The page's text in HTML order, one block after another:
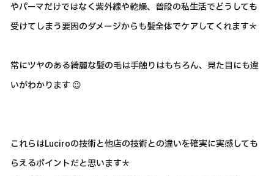
やパーマだけではなく紫外線や乾燥、普段の私生活でどうしても
受けてしまう要因のダメージからも髪全体でケアしてくれます＊
常にツヤのある綺麗な髪の毛は手触りはもちろん、見た目にも違
いがわかります 😉
これらはLuciroの技術と他店の技術との違いを確実に実感しても
らえるポイントだと思います＊